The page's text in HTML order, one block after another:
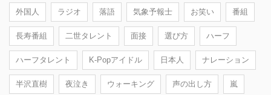
外国人 ラジオ 落語 気象予報士 お笑い 番組
長寿番組 二世タレント 面接 選び方 ハーフ
ハーフタレント K-Popアイドル 日本人 ナレーション
半沢直樹 夜泣き ウォーキング 声の出し方 嵐